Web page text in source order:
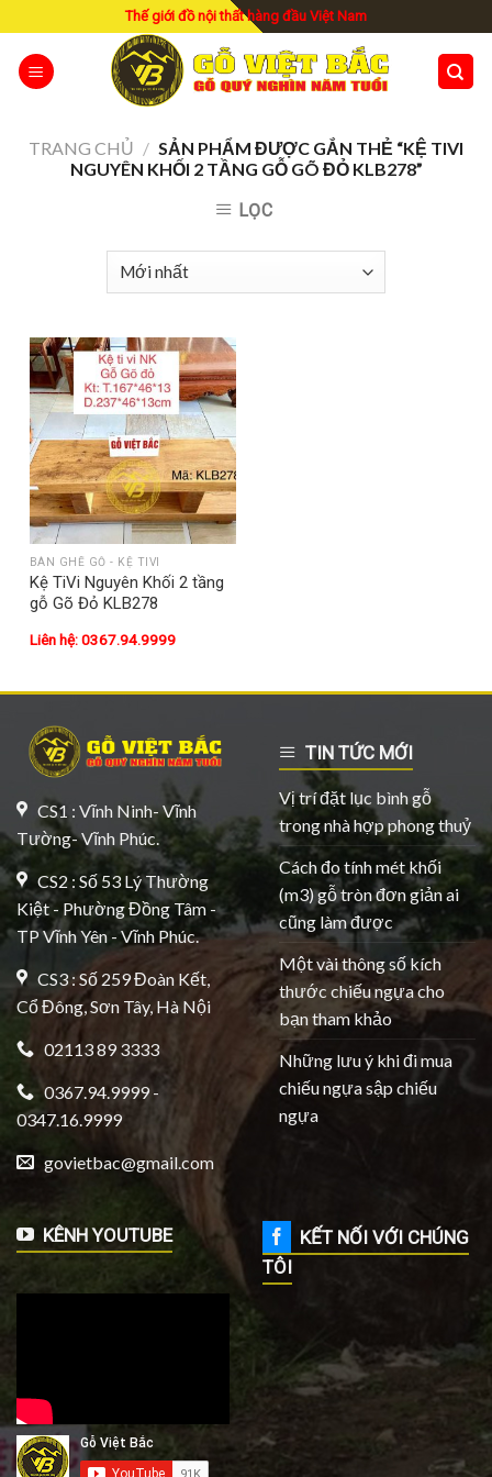
to
content
Thế giới đồ nội thất hàng đầu Việt Nam
TRANG CHỦ / SẢN PHẨM ĐƯỢC GẮN THẺ “KỆ TIVI
NGUYÊN KHỐI 2 TẦNG GỖ GÕ ĐỎ KLB278”
LỌC
BÀN GHẾ GỖ - KỆ TIVI
Kệ TiVi Nguyên Khối 2 tầng
gỗ Gõ Đỏ KLB278
Liên hệ: 0367.94.9999
CS1 : Vĩnh Ninh- Vĩnh
Tường- Vĩnh Phúc.
CS2 : Số 53 Lý Thường
Kiệt - Phường Đồng Tâm -
TP Vĩnh Yên - Vĩnh Phúc.
CS3 : Số 259 Đoàn Kết,
Cổ Đông, Sơn Tây, Hà Nội
02113 89 3333
0367.94.9999 -
0347.16.9999
govietbac@gmail.com
TIN TỨC MỚI
Vị trí đặt lục bình gỗ
trong nhà hợp phong thuỷ
Cách đo tính mét khối
(m3) gỗ tròn đơn giản ai
cũng làm được
Một vài thông số kích
thước chiếu ngựa cho
bạn tham khảo
Những lưu ý khi đi mua
chiếu ngựa sập chiếu
ngựa
KÊNH YOUTUBE
KẾT NỐI VỚI CHÚNG
TÔI